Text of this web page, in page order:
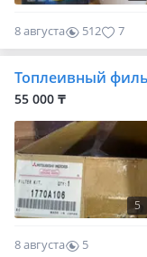
8 августа 512 7
Топлеивный
55 000 ₸
5
8 августа
5